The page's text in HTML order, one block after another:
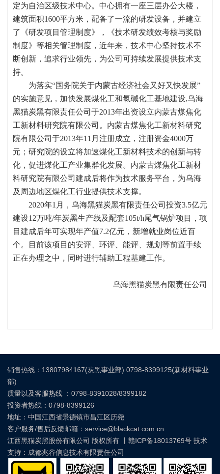
定为自治区级技术中心。中心拥有一座三层办公大楼，
建筑面积1600平方米，配备了一流的研发设备，并建立
了《研发项目管理制度》，《技术研发绩效考核与奖励
制度》等相关管理制度，近年来，技术中心坚持技术不
断创新，追求行业领先，为公司可持续发展提供技术支
持。
为落实“国务院关于内蒙古经济社会又好又快发展”
的实施意见，加快发展煤化工和氯碱化工基地建设,乌海
黑猫炭黑有限责任公司于2013年出资设立内蒙古煤焦化
工新材料研究院有限公司。内蒙古煤焦化工新材料研究
院有限公司于2013年11月注册成立，注册资金4000万
元；研究院的设立将加速煤化工新材料技术的创新与转
化，促进煤化工产业集群化发展。内蒙古煤焦化工新材
料研究院有限公司建成后将作为技术服务平台，为乌海
及周边地区煤化工行业提供技术支撑。
2020年1月，乌海黑猫炭黑有限责任公司投资3.5亿元
建设12万吨/年炭黑生产线及配套105t/h尾气锅炉项目，项
目建成后年可实现年产值7.2亿元，新增就业岗位近百
个。目前该项目的安评、环评、能评、规划等前置手续
正在办理之中，同时进行辅助工程基建工作。
乌海黑猫炭黑有限责任公司
销售热线：13807984167(炭黑事业部) 0798-8399125(新材料事业
部)
质量以及客服热线 ：0798-8391028/8399182
投资者热线：0798-8399126
地址：中国江西省景德镇市昌江区历尧
客户服务/售后反馈邮箱：service@blackcat.com.cn
江西黑猫炭黑股份有限公司 版权所有 丨 赣ICP备18013769号 技术
支持：成都兆谷信息技术有限责任公司